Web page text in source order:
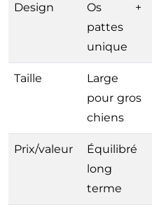
Design
Os +
pattes
unique
Taille
Large
pour gros
chiens
Prix/valeur
Équilibré
long
terme